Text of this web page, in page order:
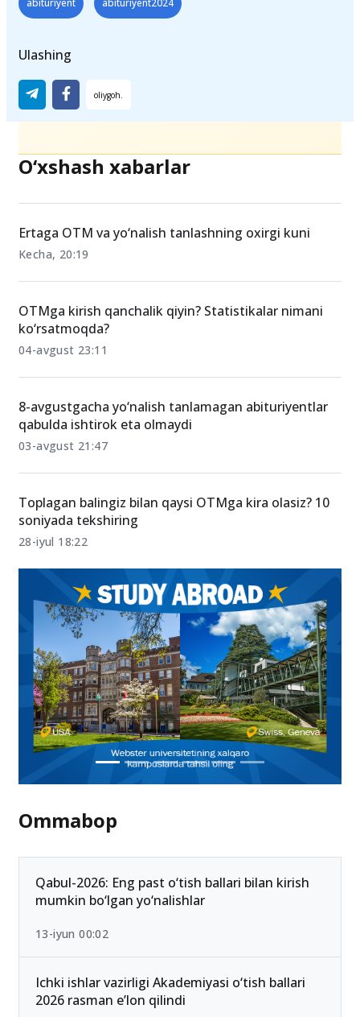
abituriyent abituriyent2024
Ulashing
O‘xshash xabarlar
Ertaga OTM va yo‘nalish tanlashning oxirgi kuni
Kecha, 20:19
OTMga kirish qanchalik qiyin? Statistikalar nimani
ko‘rsatmoqda?
04-avgust 23:11
8-avgustgacha yo‘nalish tanlamagan abituriyentlar
qabulda ishtirok eta olmaydi
03-avgust 21:47
Toplagan balingiz bilan qaysi OTMga kira olasiz? 10
soniyada tekshiring
28-iyul 18:22
Ommabop
Qabul-2026: Eng past o‘tish ballari bilan kirish
mumkin bo‘lgan yo‘nalishlar
13-iyun 00:02
Ichki ishlar vazirligi Akademiyasi o‘tish ballari
2026 rasman e’lon qilindi